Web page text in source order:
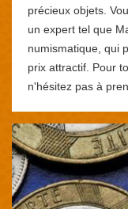
précieux objets.
un expert tel que
numismatique, qui
prix attractif. Pour
n'hésitez pas à